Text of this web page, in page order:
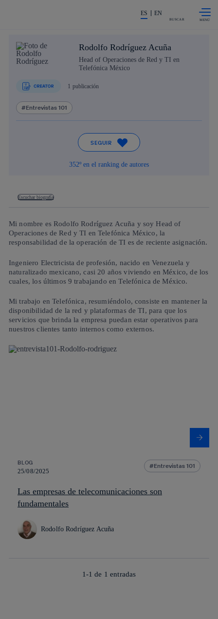
La acción en accionistas e
ES EN
BUSCAR
Rodolfo Rodríguez Acuña
Head of Operaciones de Red y TI en
Telefónica México
1 publicación
Entrevistas 101
SEGUIR
352º en el ranking de autores
Escuchar biografía
Mi nombre es Rodolfo Rodríguez Acuña y soy Head of
Operaciones de Red y TI en Telefónica México, la
responsabilidad de la operación de TI es de reciente asignación.
Ingeniero Electricista de profesión, nacido en Venezuela y
naturalizado mexicano, casi 20 años viviendo en México, de los
cuales, los últimos 9 trabajando en Telefónica de México.
Mi trabajo en Telefónica, resumiéndolo, consiste en mantener la
disponibilidad de la red y plataformas de TI, para que los
servicios que brinda la empresa puedan estar operativos para
nuestros clientes tanto internos como externos.
BLOG
25/08/2025
Entrevistas 101
Las empresas de telecomunicaciones son
fundamentales
Rodolfo Rodríguez Acuña
1-1 de 1 entradas